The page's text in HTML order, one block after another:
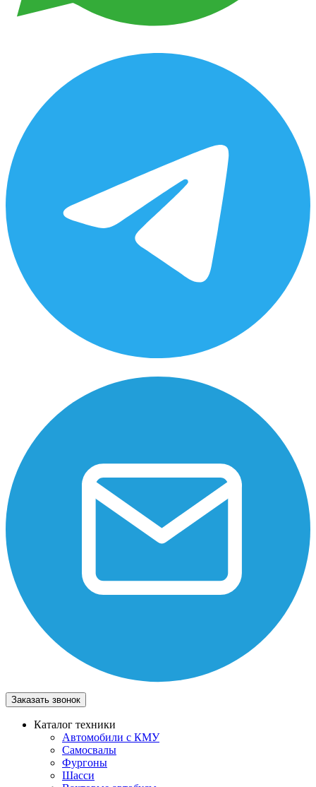
Заказать звонок
Каталог техники
Автомобили с КМУ
Самосвалы
Фургоны
Шасси